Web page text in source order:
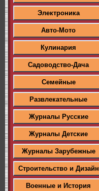
Электроника
Авто-Мото
Кулинария
Садоводство-Дача
Семейные
Развлекательные
Журналы Русские
Журналы Детские
Журналы Зарубежные
Строительство и Дизайн
Военные и История